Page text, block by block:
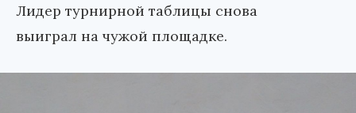
Лидер турнирной таблицы снова
выиграл на чужой площадке.